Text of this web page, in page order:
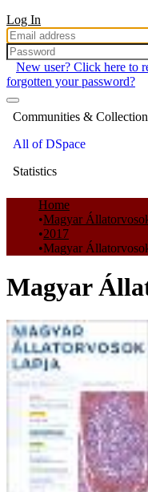
Log In
New user? Click here to
forgotten your password?
Communities &
All of DSpace
Statistics
Home
Magyar
2017
Magyar
Magyar